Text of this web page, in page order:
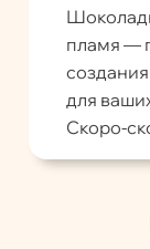
пламя —
для
Скоро-